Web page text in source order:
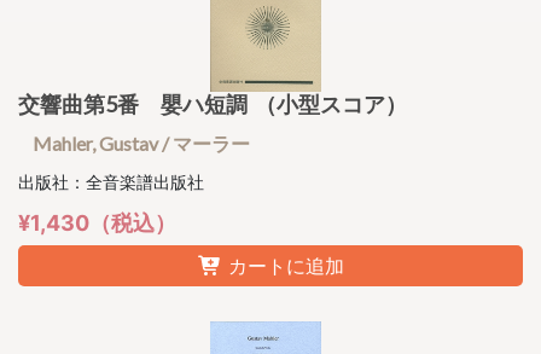
交響曲第5番 嬰ハ短調 （小型スコア）
Mahler, Gustav / マーラー
出版社：全音楽譜出版社
¥1,430（税込）
カートに追加